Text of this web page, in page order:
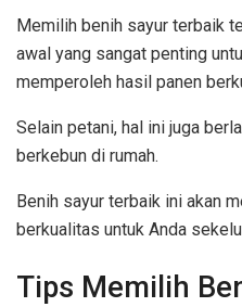
Memilih benih sayur terbaik
awal yang sangat penting
memperoleh hasil panen
Selain petani, hal ini juga
berkebun di rumah.
Benih sayur terbaik ini akan
berkualitas untuk Anda
Tips Memilih